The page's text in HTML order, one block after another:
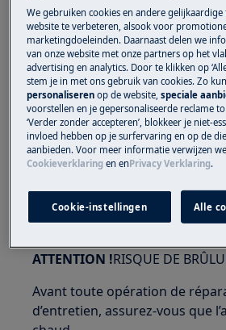
YEUX
Portez des lunettes de sécurité
des travaux de maintenance
impliquant des ressorts.
ATTENTION !RISQUE DE
Avant toute opération de
d’entretien, assurez-vous que
We gebruiken cookies en andere
website te verbeteren, alsook voor
marketingdoeleinden. Daarnaast delen we
van onze website met onze partners op het
advertising en analytics. Door te klikken op
stem je in met ons gebruik van cookies. Zo
personaliseren op de website,speciale
voorstellen en je gepersonaliseerde reclame
‘Verder zonder accepteren’, blokkeer je niet-
invloed hebben op je surfervaring en op de
aanbieden. Voor meer informatie verwijzen
Cookieverklaring enenPrivacy Verklaring.
Cookie-instellingen Alle